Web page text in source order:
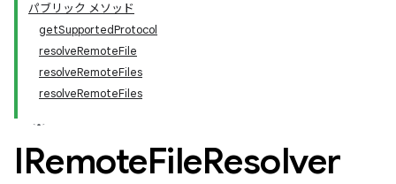
パブリック メソッド
getSupportedProtocol
resolveRemoteFile
resolveRemoteFiles
resolveRemoteFiles
IRemoteFileResolver